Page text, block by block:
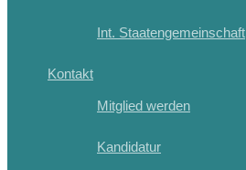
Int. Staatengemeinschaft
Kontakt
Mitglied werden
Kandidatur